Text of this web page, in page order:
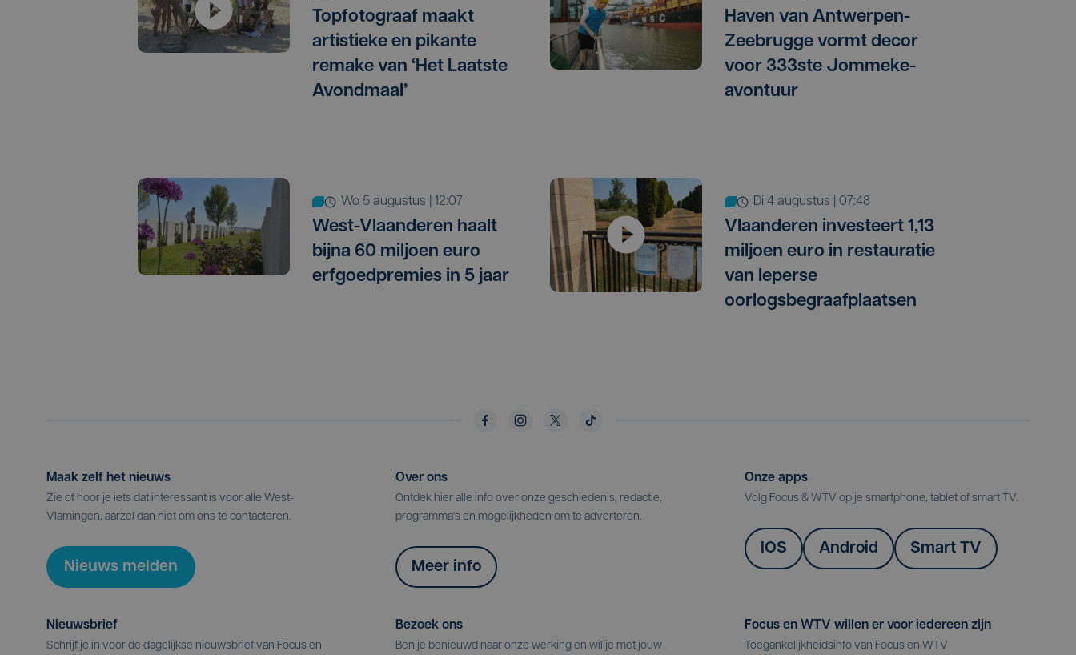
Topfotograaf maakt
artistieke en pikante
remake van ‘Het Laatste
Avondmaal’
Haven van Antwerpen-
Zeebrugge vormt decor
voor 333ste Jommeke-
avontuur
wo 5 augustus | 12:07
West-Vlaanderen haalt
bijna 60 miljoen euro
erfgoedpremies in 5 jaar
di 4 augustus | 07:48
Vlaanderen investeert 1,13
miljoen euro in restauratie
van Ieperse
oorlogsbegraafplaatsen
Maak zelf het nieuws
Zie of hoor je iets dat interessant is voor alle West-
Vlamingen, aarzel dan niet om ons te contacteren.
Nieuws melden
Over ons
Ontdek hier alle info over onze geschiedenis, redactie,
programma's en mogelijkheden om te adverteren.
Meer info
Onze apps
Volg Focus & WTV op je smartphone, tablet of smart TV.
IOS Android Smart TV
Nieuwsbrief
Schrijf je in voor de dagelijkse nieuwsbrief van Focus en
Bezoek ons
Ben je benieuwd naar onze werking en wil je met jouw
Focus en WTV willen er voor iedereen zijn
Toegankelijkheidsinfo van Focus en WTV